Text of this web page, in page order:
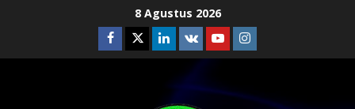
8 Agustus 2026
Facebook
TwitterLinkedin
VK YoutubeInstagram